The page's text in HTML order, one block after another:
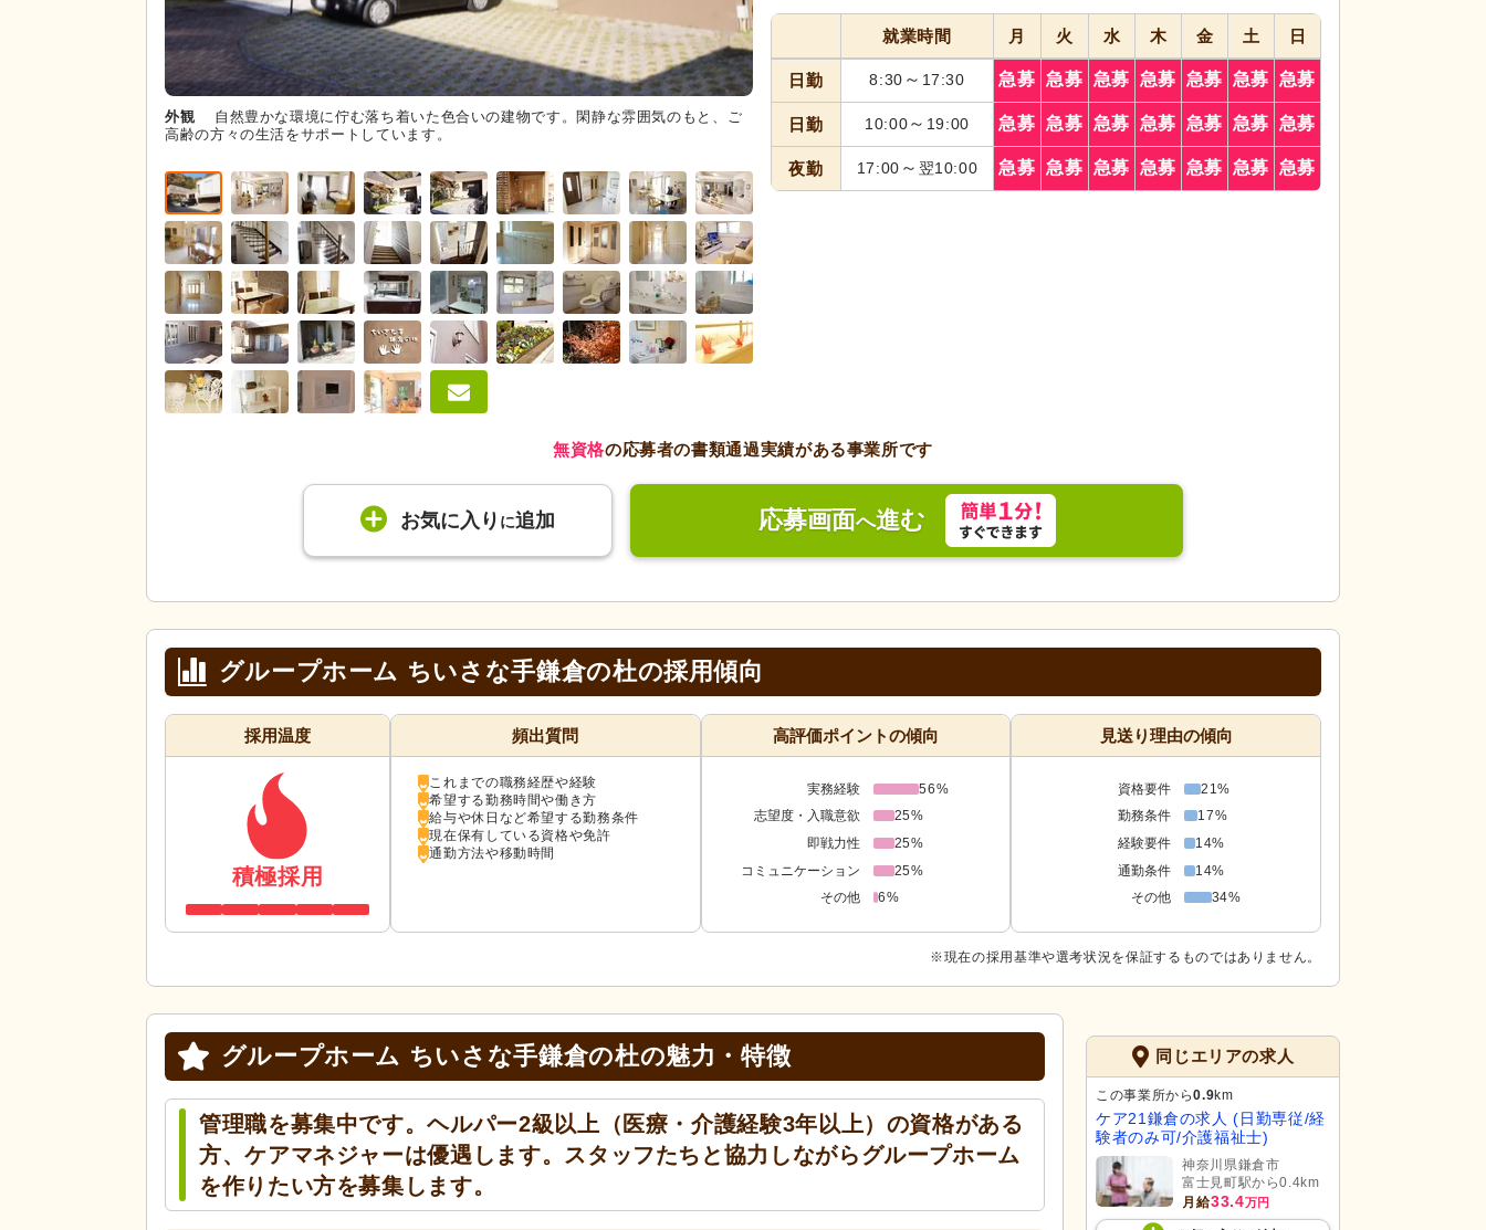
外観
自然豊かな環境に佇む落ち着いた色合いの建物です。閑静な雰囲気のもと、ご
高齢の方々の生活をサポートしています。
ダイニング
広々とした明るい食堂で、利用者同士が穏やかな会話を楽しんでいま
す。毎日の食事や交流のひと時をゆったりと過ごせる空間です。
就業時間 月 火 水 木 金 土 日
日勤 8:30 ～ 17:30 急募 急募 急募 急募 急募 急募 急募
日勤 10:00～ 19:00 急募 急募 急募 急募 急募 急募 急募
夜勤 17:00 ～ 翌10:00 急募 急募 急募 急募 急募 急募 急募
無資格の応募者の書類通過実績がある事業所です
お気に入り に追加 応募画面へ進む
グループホーム ちいさな手鎌倉の杜の採用傾向
採用温度
積極採用
頻出質問
これまでの職務経歴や経験
希望する勤務時間や働き方
給与や休日など希望する勤務条件
現在保有している資格や免許
通勤方法や移動時間
高評価ポイントの傾向
実務経験
56%
志望度・入職意欲
25%
即戦力性
25%
コミュニケーション
25%
その他
6%
見送り理由の傾向
資格要件
21%
勤務条件
17%
経験要件
14%
通勤条件
14%
その他
34%
※現在の採用基準や選考状況を保証するものではありません。
グループホーム ちいさな手鎌倉の杜の魅力・特徴
管理職を募集中です。ヘルパー2級以上（医療・介護経験3年以上）の資格がある
方、ケアマネジャーは優遇します。スタッフたちと協力しながらグループホーム
を作りたい方を募集します。
同じエリアの求人
この事業所から0.9km
ケア21鎌倉の求人 (日勤専従/経
験者のみ可/介護福祉士)
神奈川県鎌倉市
富士見町駅から0.4km
月給33.4万円